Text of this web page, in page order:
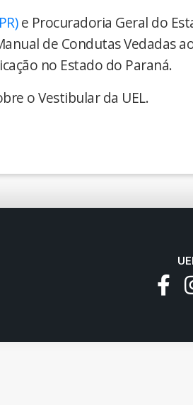
e Procuradoria Geral do
de Condutas Vedadas
no Estado do Paraná.
o Vestibular da UEL.